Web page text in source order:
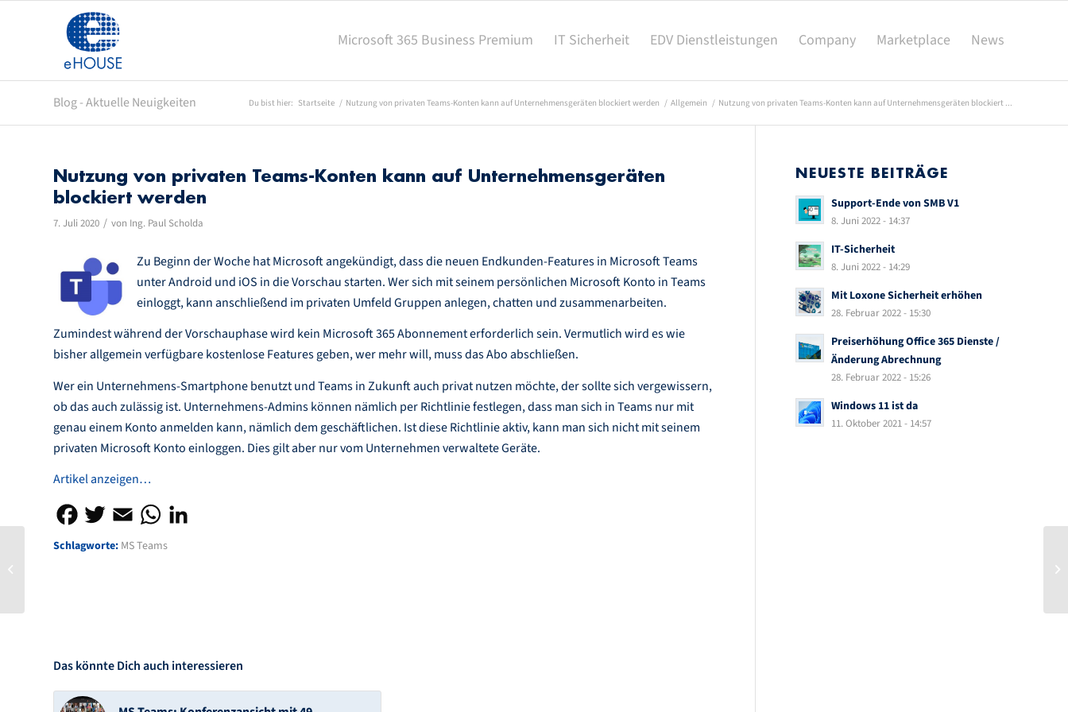
Microsoft 365 Business Premium IT Sicherheit EDV Dienstleistungen Company Marketplace News
Blog - Aktuelle Neuigkeiten Du bist hier: Startseite / Nutzung von privaten Teams-Konten kann auf Unternehmensgeräten blockiert werden / Allgemein / Nutzung von privaten Teams-Konten kann auf Unternehmensgeräten blockiert ...
Nutzung von privaten Teams-Konten kann auf Unternehmensgeräten
blockiert werden
7. Juli 2020 / von Ing. Paul Scholda
Zu Beginn der Woche hat Microsoft angekündigt, dass die neuen Endkunden-Features in Microsoft Teams
unter Android und iOS in die Vorschau starten. Wer sich mit seinem persönlichen Microsoft Konto in Teams
einloggt, kann anschließend im privaten Umfeld Gruppen anlegen, chatten und zusammenarbeiten.
Zumindest während der Vorschauphase wird kein Microsoft 365 Abonnement erforderlich sein. Vermutlich wird es wie
bisher allgemein verfügbare kostenlose Features geben, wer mehr will, muss das Abo abschließen.
Wer ein Unternehmens-Smartphone benutzt und Teams in Zukunft auch privat nutzen möchte, der sollte sich vergewissern,
ob das auch zulässig ist. Unternehmens-Admins können nämlich per Richtlinie festlegen, dass man sich in Teams nur mit
genau einem Konto anmelden kann, nämlich dem geschäftlichen. Ist diese Richtlinie aktiv, kann man sich nicht mit seinem
privaten Microsoft Konto einloggen. Dies gilt aber nur vom Unternehmen verwaltete Geräte.
Artikel anzeigen…
Schlagworte:MS Teams
Das könnte Dich auch interessieren
NEUESTE BEITRÄGE
Support-Ende von SMB V1
8. Juni 2022 - 14:37
IT-Sicherheit
8. Juni 2022 - 14:29
Mit Loxone Sicherheit erhöhen
28. Februar 2022 - 15:30
Preiserhöhung Office 365 Dienste /
Änderung Abrechnung
28. Februar 2022 - 15:26
Windows 11 ist da
11. Oktober 2021 - 14:57